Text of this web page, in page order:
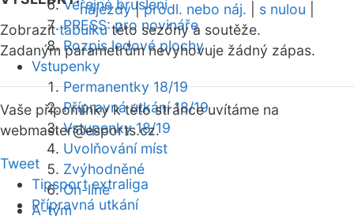
Veřejné bruslení
PRESS: pro novináře
Rozpis ledové plochy
Vstupenky
Permanentky 18/19
Přípravná utkání 18/19
Vstupenky 18/19
Uvolňování míst
Zvýhodněné
On-line
A-tým
nájezdy|prodl. nebo náj. s nulou
Zobrazittabulkutéto sezóny a soutěže.
Zadaným parametrům nevyhovuje žádný zápas.
Vaše připomínky k této stránce uvítáme na
webmaster@esports.cz.
Tweet
Tipsport extraliga
Přípravná utkání